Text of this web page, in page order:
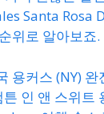
Santa Rosa
위로 알아보죠.
용커스 (NY)
튼 인 앤 스위